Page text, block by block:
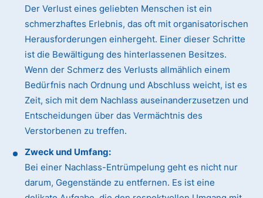
Der Verlust eines geliebten Menschen ist ein
schmerzhaftes Erlebnis, das oft mit organisatorischen
Herausforderungen einhergeht. Einer dieser Schritte
ist die Bewältigung des hinterlassenen Besitzes.
Wenn der Schmerz des Verlusts allmählich einem
Bedürfnis nach Ordnung und Abschluss weicht, ist es
Zeit, sich mit dem Nachlass auseinanderzusetzen und
Entscheidungen über das Vermächtnis des
Verstorbenen zu treffen.
Zweck und Umfang:
Bei einer Nachlass-Entrümpelung geht es nicht nur
darum, Gegenstände zu entfernen. Es ist eine